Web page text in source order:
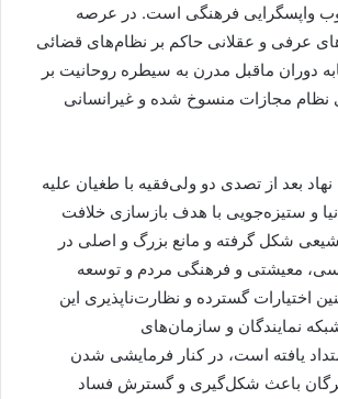
واپسگرایی فرهنگی است. در عرصه
عرفی و عقلانی حاکم بر نظام‌های قضائی
دوران ماقبل مدرن به سیطره روحانیت بر
نظام مجازات منسوخ شده و غیرانسانی
بعد از تصدی دو ولی‌فقیه با طغیان علیه
و ستیزه‌جویی با هدف بازسازی خلافت
شکل گرفته و مانع بزرگ و اصلی در
معیشتی و فرهنگی مردم و توسعه
اختیارات گسترده و نظارت‌ناپذیری این
نمایندگان و سازمان‌های
یافته ‌است، در کنار فرمایشی شدن
باعث شکل‌گیری و گسترش فساد